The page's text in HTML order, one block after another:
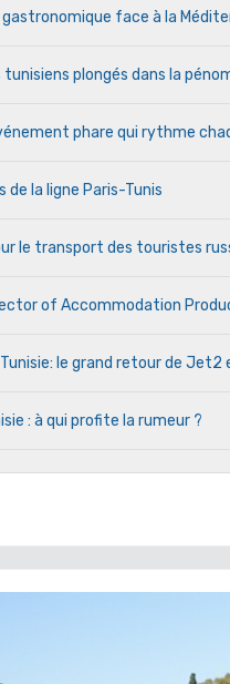
gastronomique face à la
tunisiens plongés dans la
phare qui rythme
de la ligne Paris-Tunis
le transport des touristes
of Accommodation
le grand retour de Jet2
: à qui profite la rumeur ?